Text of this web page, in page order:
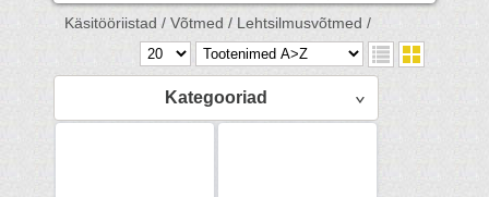
Käsitööriistad / Võtmed / Lehtsilmusvõtmed /
Kategooriad